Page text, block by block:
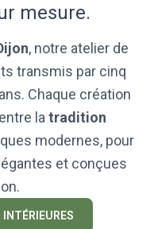
mesure.
, notre atelier de
transmis par cinq
Chaque création
la tradition
modernes, pour
et conçues
INTÉRIEURES